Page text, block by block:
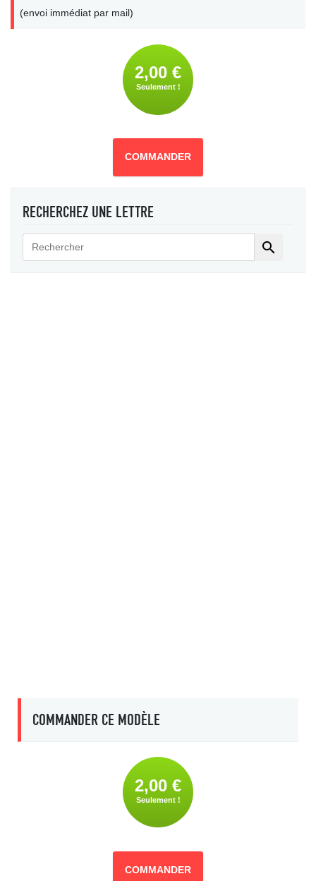
(envoi immédiat par mail)
2,00 €
Seulement !
COMMANDER
RECHERCHEZ UNE LETTRE

COMMANDER CE MODÈLE
2,00 €
Seulement !
COMMANDER